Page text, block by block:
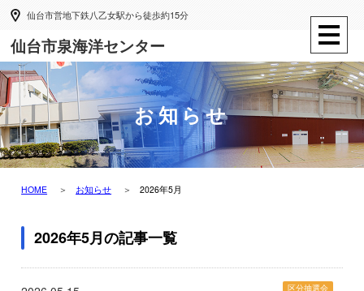
仙台市営地下鉄八乙女駅から徒歩約15分
仙台市泉海洋センター
お知らせ
HOME お知らせ 2026年5月
2026年5月の記事一覧
区分抽選会